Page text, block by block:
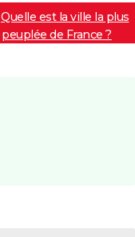
Quelle est la ville la plus
peuplée de France ?